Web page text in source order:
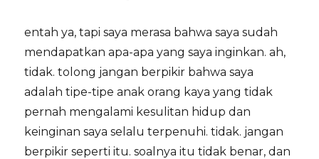
entah ya, tapi saya merasa bahwa saya sudah
mendapatkan apa-apa yang saya inginkan. ah,
tidak. tolong jangan berpikir bahwa saya
adalah tipe-tipe anak orang kaya yang tidak
pernah mengalami kesulitan hidup dan
keinginan saya selalu terpenuhi. tidak. jangan
berpikir seperti itu. soalnya itu tidak benar, dan